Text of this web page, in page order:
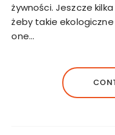
żywności. Jeszcze
żeby takie ekologiczne
one…